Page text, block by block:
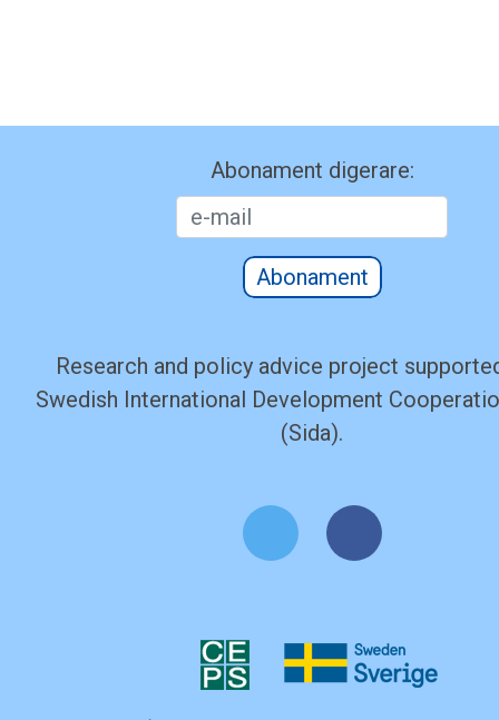
Abonament digerare:
Abonament
Research and policy advice project
Swedish International Development
(Sida).